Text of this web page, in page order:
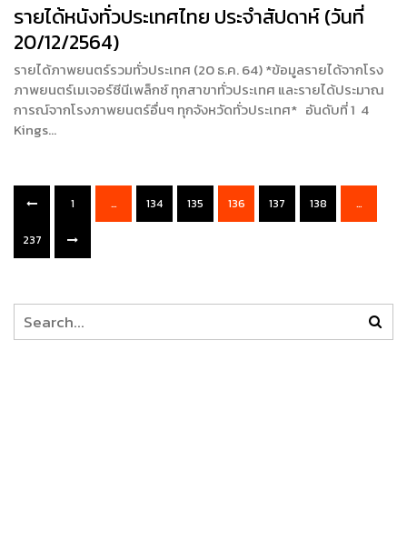
รายได้หนังทั่วประเทศไทย ประจำสัปดาห์ (วันที่
20/12/2564)
รายได้ภาพยนตร์รวมทั่วประเทศ (20 ธ.ค. 64) *ข้อมูลรายได้จากโรง
ภาพยนตร์เมเจอร์ซีนีเพล็กซ์ ทุกสาขาทั่วประเทศ และรายได้ประมาณ
การณ์จากโรงภาพยนตร์อื่นๆ ทุกจังหวัดทั่วประเทศ* อันดับที่ 1 4
Kings…
1 … 134 135 136 137 138 …
237